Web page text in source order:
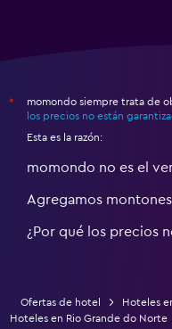
*
momondo siempre trata de
los precios no están
Esta es la razón:
momondo no es el
Agregamos
¿Por qué los precios
Ofertas de hotel Hoteles
Hoteles en Rio Grande do Norte